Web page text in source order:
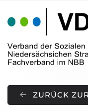
Skip to main
ZURÜCK